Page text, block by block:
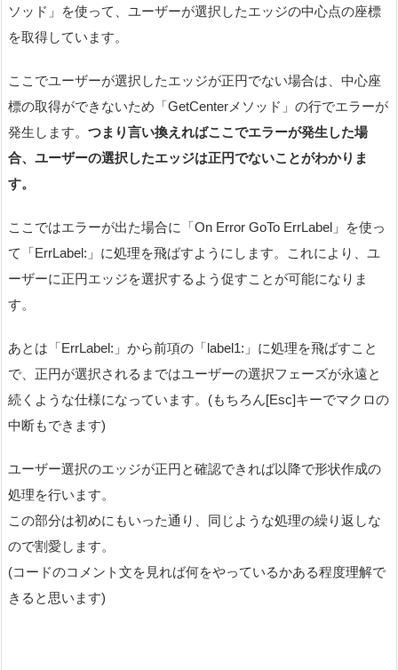
ソッド」を使って、ユーザーが選択したエッジの中心点の座標
を取得しています。
ここでユーザーが選択したエッジが正円でない場合は、中心座
標の取得ができないため「GetCenterメソッド」の行でエラーが
発生します。 つまり言い換えればここでエラーが発生した場
合、ユーザーの選択したエッジは正円でないことがわかりま
す。
ここではエラーが出た場合に「On Error GoTo ErrLabel」を使っ
て「ErrLabel:」に処理を飛ばすようにします。これにより、ユ
ーザーに正円エッジを選択するよう促すことが可能になりま
す。
あとは「ErrLabel:」から前項の「label1:」に処理を飛ばすこと
で、正円が選択されるまではユーザーの選択フェーズが永遠と
続くような仕様になっています。(もちろん[Esc]キーでマクロの
中断もできます)
ユーザー選択のエッジが正円と確認できれば以降で形状作成の
処理を行います。
この部分は初めにもいった通り、同じような処理の繰り返しな
ので割愛します。
(コードのコメント文を見れば何をやっているかある程度理解で
きると思います)